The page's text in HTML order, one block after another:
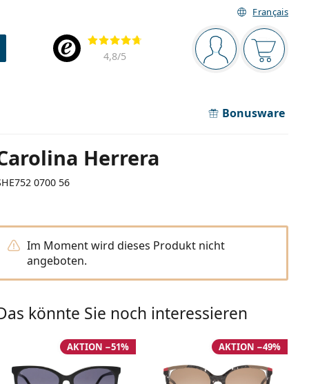
Français
Navigationsleiste
Sie sind Der
Bewertung
4,8/5
Bonusware
Herrera
0700 56
Im Moment wird dieses Produkt nicht
angeboten.
könnte Sie noch interessieren
AKTION −51% AKTION −49%